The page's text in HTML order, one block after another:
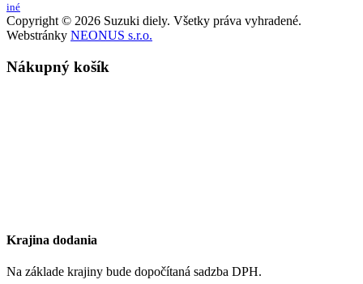
iné
Copyright © 2026 Suzuki diely. Všetky práva vyhradené.
Webstránky NEONUS s.r.o.
Nákupný košík
Krajina dodania
Na základe krajiny bude dopočítaná sadzba DPH.